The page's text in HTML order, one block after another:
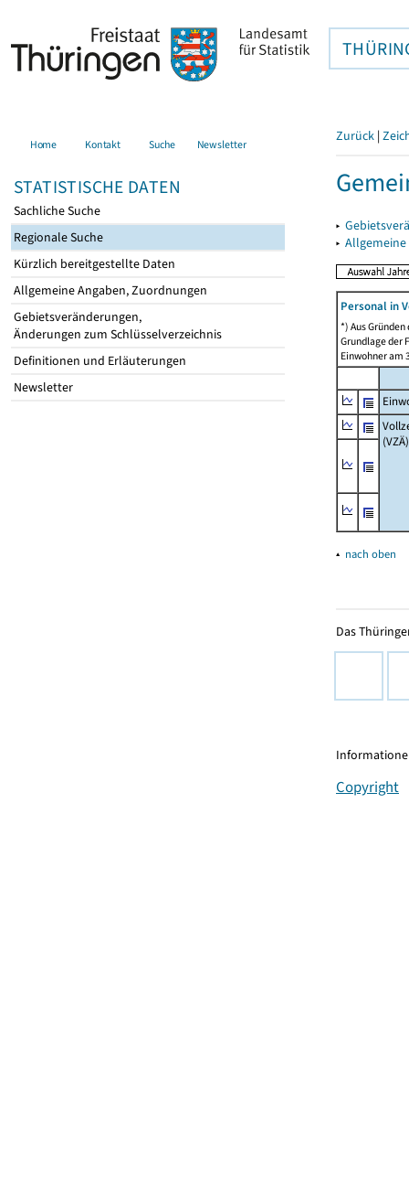
Home Kontakt Suche Newsletter
STATISTISCHE DATEN
Sachliche Suche
Regionale Suche
Kürzlich bereitgestellte Daten
Allgemeine Angaben, Zuordnungen
Gebietsveränderungen,
Änderungen zum Schlüsselverzeichnis
Definitionen und Erläuterungen
Newsletter
Zurück |
▸
▸
Personal in
*) Aus
Grundlage der
Einwohner am
(VZÄ)
▴ nach oben
Das
Copyright